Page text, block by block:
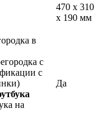
470 x 310
x 190 мм
в
с
с
на
Да